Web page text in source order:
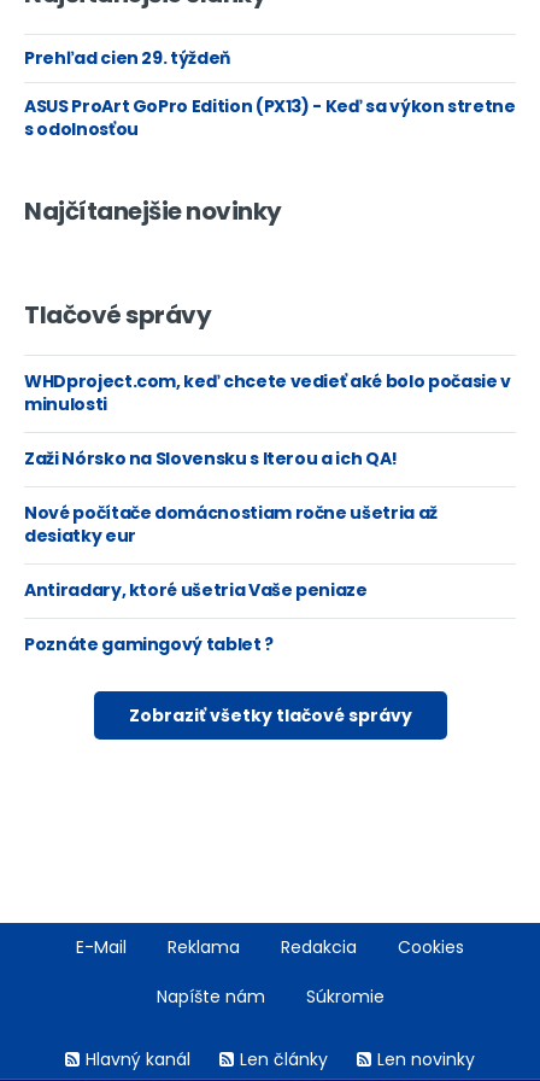
Prehľad cien 29. týždeň
ASUS ProArt GoPro Edition (PX13) - Keď sa výkon stretne
s odolnosťou
Najčítanejšie novinky
Tlačové správy
WHDproject.com, keď chcete vedieť aké bolo počasie v
minulosti
Zaži Nórsko na Slovensku s Iterou a ich QA!
Nové počítače domácnostiam ročne ušetria až
desiatky eur
Antiradary, ktoré ušetria Vaše peniaze
Poznáte gamingový tablet ?
Zobraziť všetky tlačové správy
FooterE-Mail Reklama Redakcia Cookies
Napíšte nám Súkromie
menuHlavný kanál Len články Len novinky